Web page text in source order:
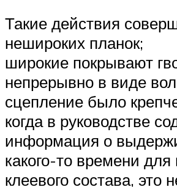
Такие действия
нешироких планок;
широкие покрывают
непрерывно в виде
сцепление было
когда в руководстве
информация о
какого-то времени
клеевого состава, это